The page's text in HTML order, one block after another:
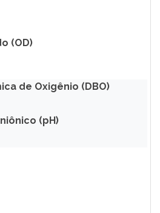
(OD)
de Oxigênio (DBO)
(pH)